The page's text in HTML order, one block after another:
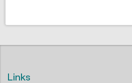
Links